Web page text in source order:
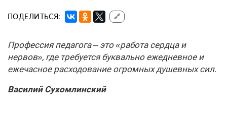
ПОДЕЛИТЬСЯ: 🔗
Профессия педагога – это «работа сердца и
нервов», где требуется буквально ежедневное и
ежечасное расходование огромных душевных сил.
Василий Сухомлинский